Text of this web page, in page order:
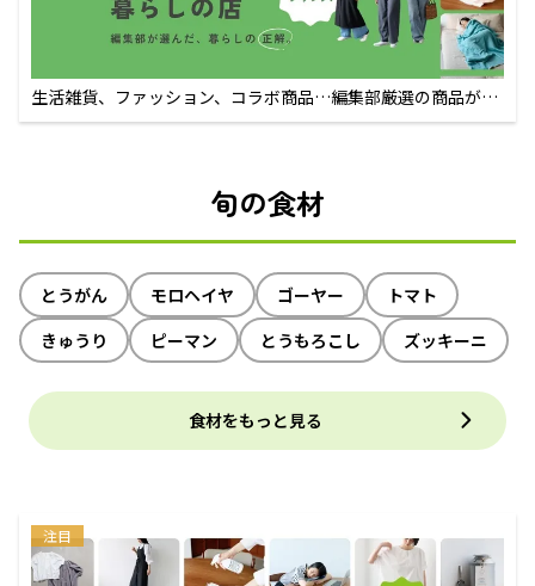
生活雑貨、ファッション、コラボ商品…編集部厳選の商品が買
えるECサイト
旬の食材
とうがん モロヘイヤ ゴーヤー
トマト
きゅうり
ピーマン とうもろこし ズッキーニ
食材をもっと見る
注目